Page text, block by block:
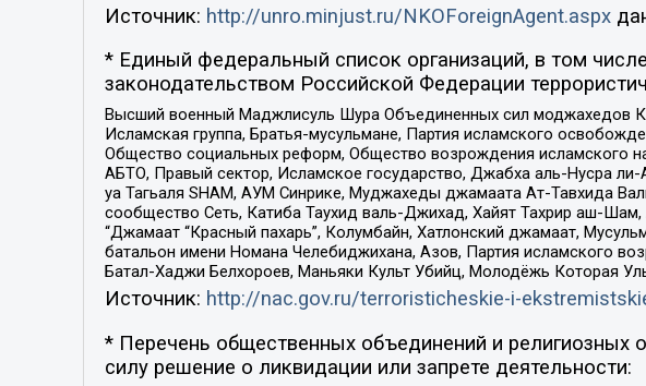
Источник: http://unro.minjust.ru/NKOForeignAgent.aspx
* Единый федеральный список организаций, в том
законодательством Российской Федерации
Высший военный Маджлисуль Шура Объединенных сил моджахедов
Исламская группа, Братья-мусульмане, Партия исламского
Общество социальных реформ, Общество возрождения
АБТО, Правый сектор, Исламское государство, Джабха аль-Нусра
уа Тагьаля SHAM, АУМ Синрике, Муджахеды джамаата Ат-Тавхида
сообщество Сеть, Катиба Таухид валь-Джихад, Хайят Тахрир аш-
“Джамаат “Красный пахарь”, Колумбайн, Хатлонский джамаат,
батальон имени Номана Челебиджихана, Азов, Партия исламского
Батал-Хаджи Белхороев, Маньяки Культ Убийц, Молодёжь Которая
Источник: http://nac.gov.ru/terroristicheskie-i-
* Перечень общественных объединений и религиозных
силу решение о ликвидации или запрете деятельности: